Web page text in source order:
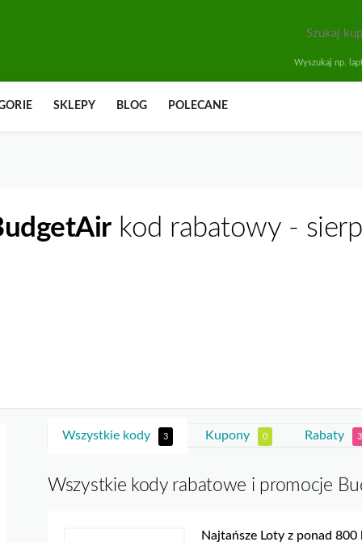
Wyszukaj np.
SKLEPY BLOG POLECANE
kod rabatowy -
Wszystkie kody 3 Kupony 0 Rabaty 3
Wszystkie kody rabatowe i promocje
Najtańsze Loty z ponad 800